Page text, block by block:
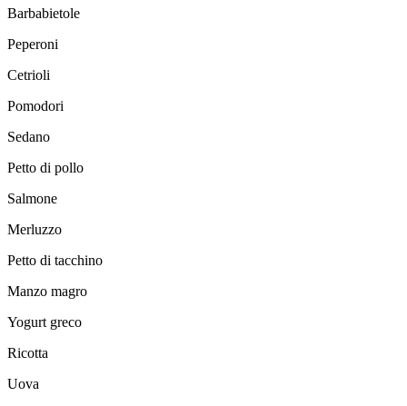
Barbabietole
Peperoni
Cetrioli
Pomodori
Sedano
Petto di pollo
Salmone
Merluzzo
Petto di tacchino
Manzo magro
Yogurt greco
Ricotta
Uova